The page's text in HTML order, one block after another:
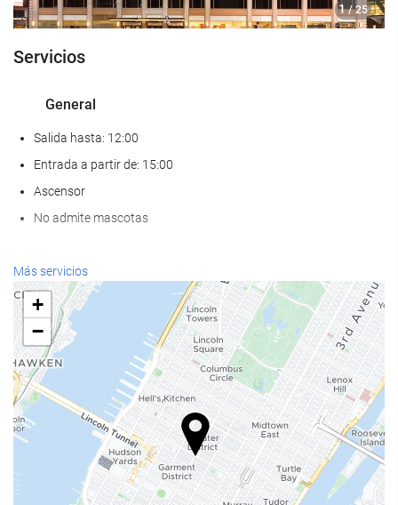
1 / 25
Servicios
General
Salida hasta: 12:00
Entrada a partir de: 15:00
Ascensor
No admite mascotas
Comida y bebida
Restaurante a la carta
Bar
Cafetera en zonas comunes
Servicios de recepción
Recepción 24 horas
Guardaequipaje
Más servicios
+
−